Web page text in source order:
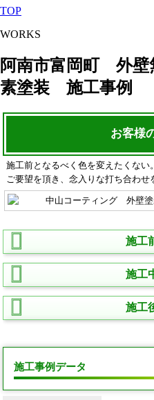
TOP
WORKS
阿南市富岡町 外
素塗装 施工事例
お客様
施工前となるべく色を変えたくない
ご要望を頂き、念入りな打ち合わせ
施工
施工
施工
施工事例データ